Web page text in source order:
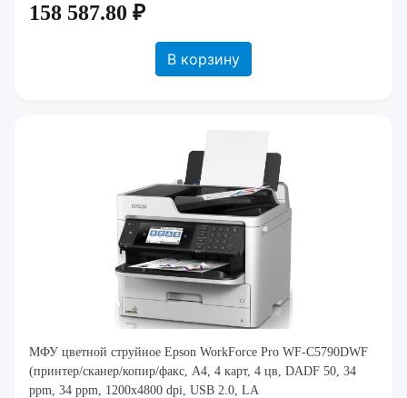
158 587.80 ₽
В корзину
МФУ цветной струйное Epson WorkForce Pro WF-C5790DWF
(принтер/сканер/копир/факс, A4, 4 карт, 4 цв, DADF 50, 34
ppm, 34 ppm, 1200x4800 dpi, USB 2.0, LA